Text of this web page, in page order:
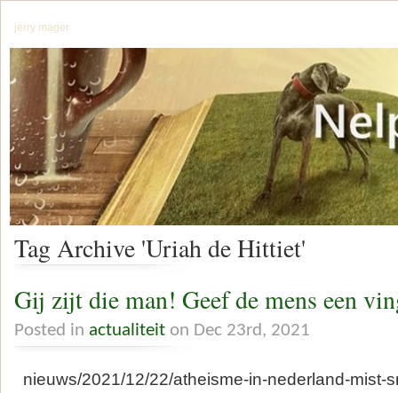
jerry mager
Tag Archive 'Uriah de Hittiet'
Gij zijt die man! Geef de mens een
Posted in actualiteit on Dec 23rd, 2021
nieuws/2021/12/22/atheisme-in-nederland-